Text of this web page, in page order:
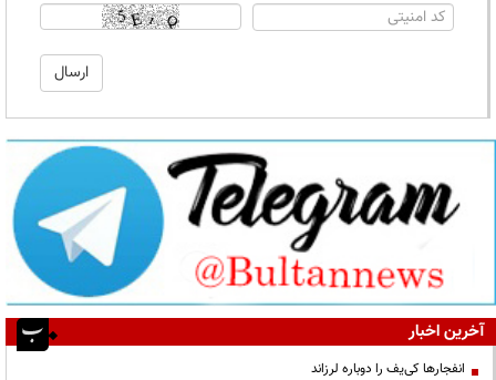
آخرین اخبار
انفجارها کی‌یف را دوباره لرزاند